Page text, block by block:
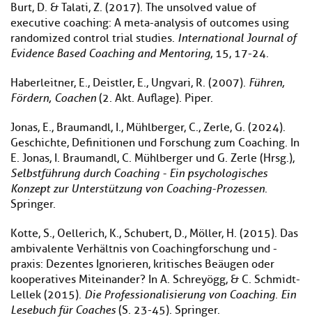
Burt, D. & Talati, Z. (2017). The unsolved value of
executive coaching: A meta-analysis of outcomes using
randomized control trial studies. International Journal of
Evidence Based Coaching and Mentoring, 15, 17-24.
Haberleitner, E., Deistler, E., Ungvari, R. (2007). Führen,
Fördern, Coachen (2. Akt. Auflage). Piper.
Jonas, E., Braumandl, I., Mühlberger, C., Zerle, G. (2024).
Geschichte, Definitionen und Forschung zum Coaching. In
E. Jonas, I. Braumandl, C. Mühlberger und G. Zerle (Hrsg.),
Selbstführung durch Coaching - Ein psychologisches
Konzept zur Unterstützung von Coaching-Prozessen.
Springer.
Kotte, S., Oellerich, K., Schubert, D., Möller, H. (2015). Das
ambivalente Verhältnis von Coachingforschung und -
praxis: Dezentes Ignorieren, kritisches Beäugen oder
kooperatives Miteinander? In A. Schreyögg, & C. Schmidt-
Lellek (2015). Die Professionalisierung von Coaching. Ein
Lesebuch für Coaches(S. 23-45). Springer.